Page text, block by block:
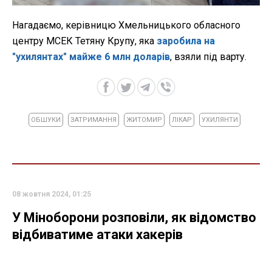
Нагадаємо, керівницю Хмельницького обласного
центру МСЕК Тетяну Крупу, яка заробила на
"ухилянтах" майже 6 млн доларів, взяли під варту.
ОБШУКИ ЗАТРИМАННЯ ЖИТОМИР ЛІКАР УХИЛЯНТИ
08 жовтня 2024, 01:25
У Міноборони розповіли, як відомство
відбиватиме атаки хакерів